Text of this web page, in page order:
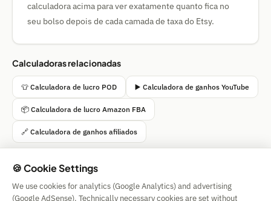
calculadora acima para ver exatamente quanto fica no
seu bolso depois de cada camada de taxa do Etsy.
Calculadoras relacionadas
👕 Calculadora de lucro POD ▶️ Calculadora de ganhos YouTube
📦 Calculadora de lucro Amazon FBA
🔗 Calculadora de ganhos afiliados
Simple Calculator
🍪 Cookie Settings
We use cookies for analytics (Google Analytics) and advertising
(Google AdSense). Technically necessary cookies are set without